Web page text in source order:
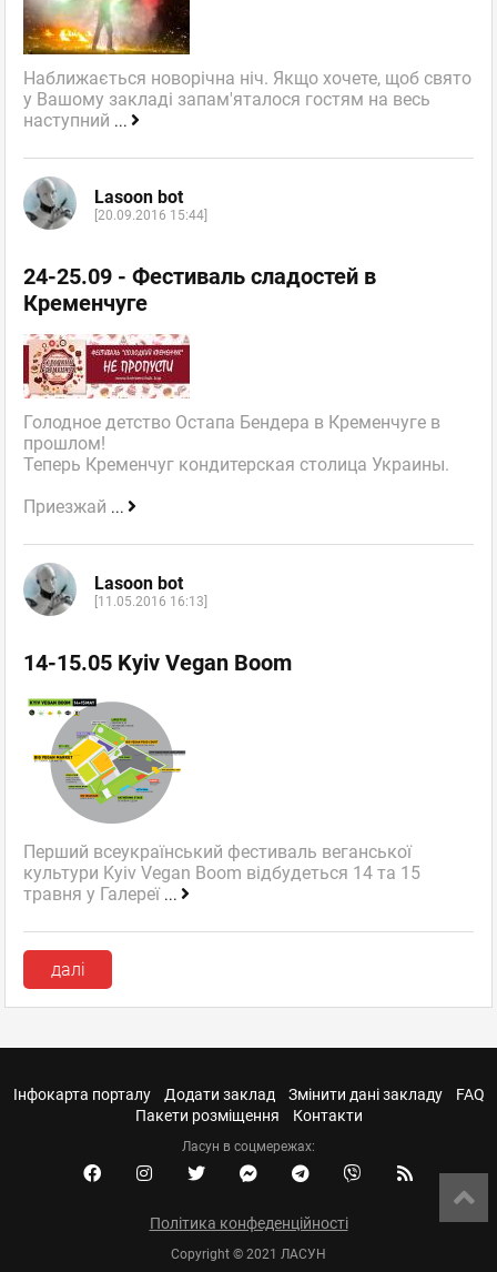
Наближається новорічна ніч. Якщо хочете, щоб свято
у Вашому закладі запам'яталося гостям на весь
наступний ...
Lasoon bot
[20.09.2016 15:44]
24-25.09 - Фестиваль сладостей в
Кременчуге
Голодное детство Остапа Бендера в Кременчуге в
прошлом!
Теперь Кременчуг кондитерская столица Украины.
Приезжай ...
Lasoon bot
[11.05.2016 16:13]
14-15.05 Kyiv Vegan Boom
Перший всеукраїнський фестиваль веганської
культури Kyiv Vegan Boom відбудеться 14 та 15
травня у Галереї ...
далі
Інфокарта порталу Додати заклад Змінити дані закладу
FAQ
Пакети розміщення
Контакти
Ласун в соцмережах:
Політика конфеденційності
Copyright © 2021 ЛАСУН